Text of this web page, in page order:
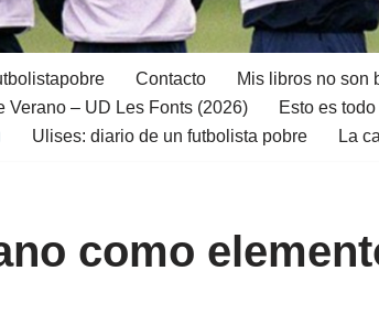
Contacto Mis libros no son
Verano – UD Les Fonts (2026)
Esto es
Ulises: diario de un futbolista pobre La
como